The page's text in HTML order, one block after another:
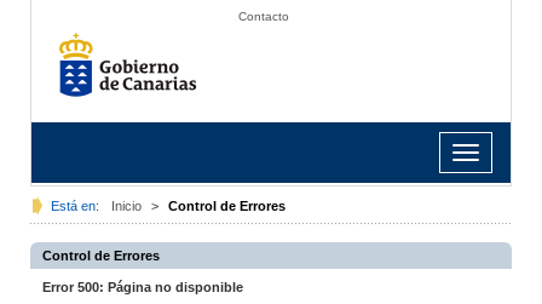
Contacto
Toggle
navigation
Está en: Inicio > Control de Errores
Control de Errores
Error 500: Página no disponible